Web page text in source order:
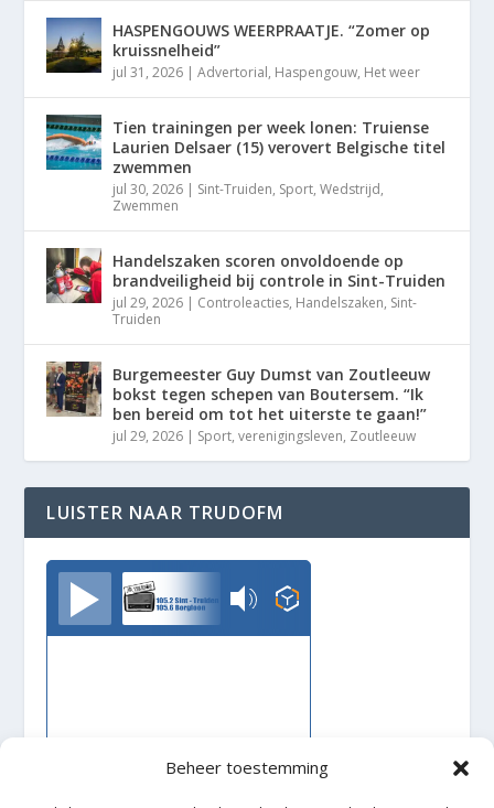
Beheer toestemming
HASPENGOUWS WEERPRAATJE. “Zomer op
kruissnelheid”
jul 31, 2026 |Advertorial, Haspengouw, Het weer
Tien trainingen per week lonen: Truiense
Laurien Delsaer (15) verovert Belgische titel
zwemmen
jul 30, 2026 | Sint-Truiden, Sport,Wedstrijd,
Zwemmen
Handelszaken scoren onvoldoende op
brandveiligheid bij controle in Sint-Truiden
jul 29, 2026 | Controleacties, Handelszaken, Sint-
Truiden
Burgemeester Guy Dumst van Zoutleeuw
bokst tegen schepen van Boutersem. “Ik
ben bereid om tot het uiterste te gaan!”
jul 29, 2026 | Sport,verenigingsleven, Zoutleeuw
LUISTER NAAR TRUDOFM
TrudoFM